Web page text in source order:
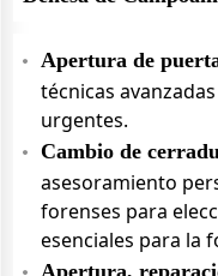
Apertura de
técnicas
urgentes.
Cambio de
asesoramiento
forenses para
esenciales para la
Apertura,